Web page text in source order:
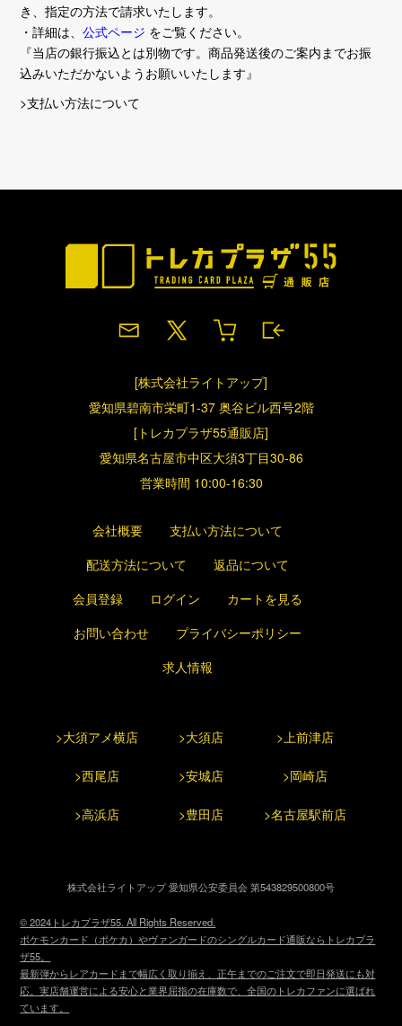
き、指定の方法で請求いたします。
・詳細は、公式ページ をご覧ください。
『当店の銀行振込とは別物です。商品発送後のご案内までお振
込みいただかないようお願いいたします』
>支払い方法について
[株式会社ライトアップ]
愛知県碧南市栄町1-37 奥谷ビル西号2階
[トレカプラザ55通販店]
愛知県名古屋市中区大須3丁目30-86
営業時間 10:00-16:30
会社概要
支払い方法について
配送方法について
返品について
会員登録
ログイン
カートを見る
お問い合わせ
プライバシーポリシー
求人情報
>大須アメ横店 >大須店 >上前津店
>西尾店 >安城店 >岡崎店
>高浜店 >豊田店 >名古屋駅前店
株式会社ライトアップ 愛知県公安委員会 第543829500800号
© 2024トレカプラザ55. All Rights Reserved.
ポケモンカード（ポケカ）やヴァンガードのシングルカード通販ならトレカプラ
ザ55。
最新弾からレアカードまで幅広く取り揃え、正午までのご注文で即日発送にも対
応。実店舗運営による安心と業界屈指の在庫数で、全国のトレカファンに選ばれ
ています。